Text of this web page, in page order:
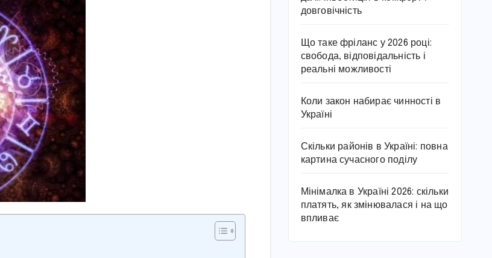
довговічність
Що таке фріланс у 2026 році:
свобода, відповідальність і
реальні можливості
Коли закон набирає чинності в
Україні
Скільки районів в Україні: повна
картина сучасного поділу
Мінімалка в Україні 2026: скільки
платять, як змінювалася і на що
впливає